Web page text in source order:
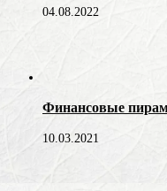
04.08.2022
Финансовые
10.03.2021